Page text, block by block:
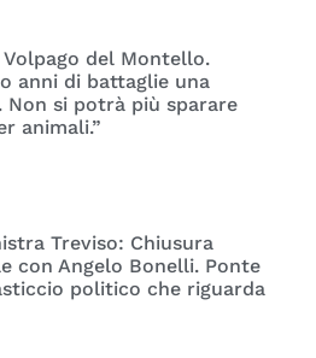
Volpago del Montello.
anni di battaglie una
si potrà più sparare
animali.”
Treviso: Chiusura
con Angelo Bonelli. Ponte
politico che riguarda